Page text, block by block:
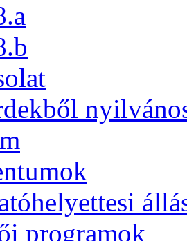
programok